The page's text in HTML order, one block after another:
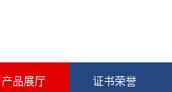
产品展厅 证书荣誉